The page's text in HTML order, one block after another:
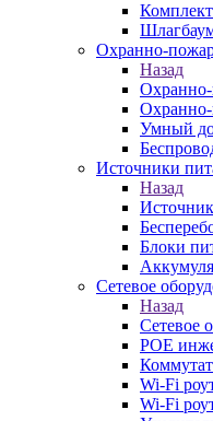
Охранно-
Назад
Охранно-
Умный
Источники
Назад
Блоки
Сетевое
Назад
Сетевое
POE
Wi-Fi
Wi-Fi